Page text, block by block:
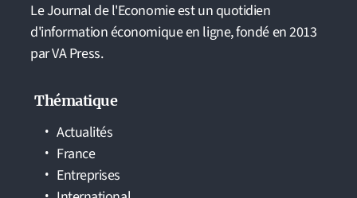
Le Journal de l'Economie est un quotidien
d'information économique en ligne, fondé en 2013
par VA Press.
Thématique
Actualités
France
Entreprises